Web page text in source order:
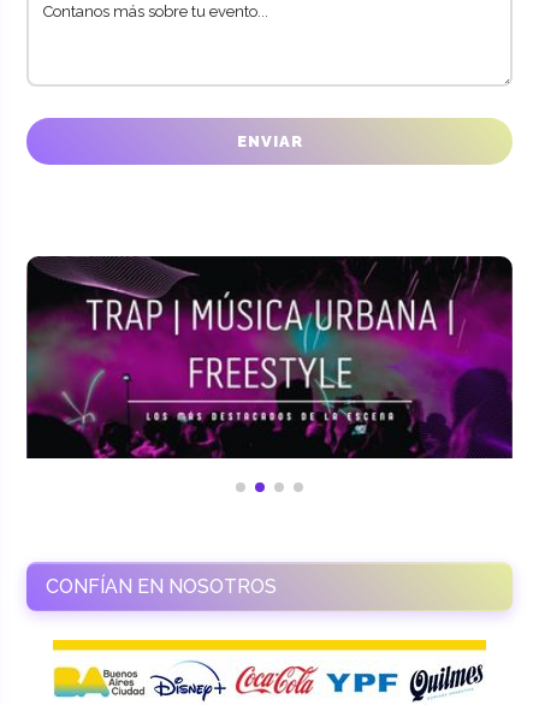
CONFÍAN EN NOSOTROS